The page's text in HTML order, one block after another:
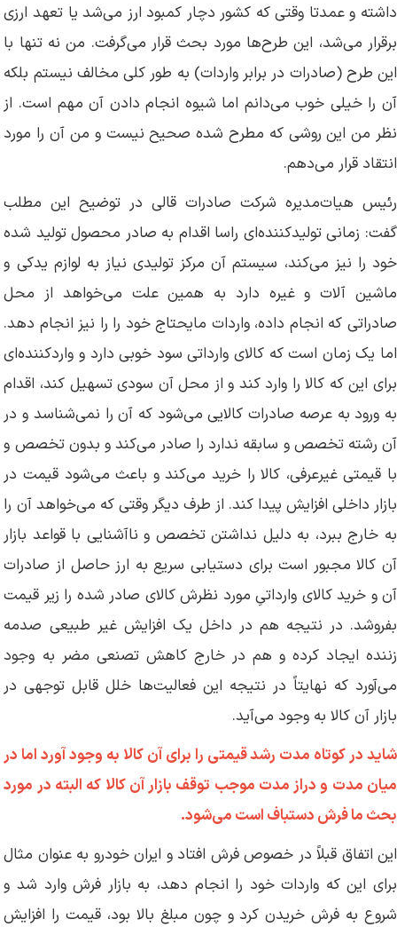
داشته و عمدتا وقتی که کشور دچار کمبود ارز می‌شد یا تعهد ارزی
برقرار می‌شد، این طرح‌ها مورد بحث قرار می‌گرفت. من نه تنها با
این طرح (صادرات در برابر واردات) به طور کلی مخالف نیستم بلکه
آن را خیلی خوب می‌دانم اما شیوه انجام دادن آن مهم است. از
نظر من این روشی که مطرح شده صحیح نیست و من آن را مورد
انتقاد قرار می‌دهم.
رئیس هیات‌مدیره شرکت صادرات قالی در توضیح این مطلب
گفت: زمانی تولیدکننده‌ای راسا اقدام به صادر محصول تولید شده
خود را نیز می‌کند، سیستم آن مرکز تولیدی نیاز به لوازم یدکی و
ماشین آلات و غیره دارد به همین علت می‌خواهد از محل
صادراتی که انجام داده، واردات مایحتاج خود را را نیز انجام دهد.
اما یک زمان است که کالای وارداتی سود خوبی دارد و واردکننده‌ای
برای این که کالا را وارد کند و از محل آن سودی تسهیل کند، اقدام
به ورود به عرصه صادرات کالایی می‌شود که آن را نمی‌شناسد و در
آن رشته تخصص و سابقه ندارد را صادر می‌کند و بدون تخصص و
با قیمتی غیرعرفی، کالا را خرید می‌کند و باعث می‌شود قیمت در
بازار داخلی افزایش پیدا کند. از طرف دیگر وقتی که می‌خواهد آن را
به خارج ببرد، به دلیل نداشتن تخصص و ناآشنایی با قواعد بازار
آن کالا مجبور است برای دستیابی سریع به ارز حاصل از صادرات
آن و خرید کالای وارداتیِ مورد نظرش کالای صادر شده را زیر قیمت
بفروشد. در نتیجه هم در داخل یک افزایش غیر طبیعی صدمه
زننده ایجاد کرده و هم در خارج کاهش تصنعی مضر به وجود
می‌آورد که نهایتاً در نتیجه این فعالیت‌ها خلل قابل توجهی در
بازار آن کالا به وجود می‌آید.
شاید در کوتاه مدت رشد قیمتی را برای آن کالا به وجود آورد اما در
میان مدت و دراز مدت موجب توقف بازار آن کالا که البته در مورد
بحث ما فرش دستباف است می‌شود.
این اتفاق قبلاً در خصوص فرش افتاد و ایران خودرو به عنوان مثال
برای این که واردات خود را انجام دهد، به بازار فرش وارد شد و
شروع به فرش خریدن کرد و چون مبلغ بالا بود، قیمت را افزایش